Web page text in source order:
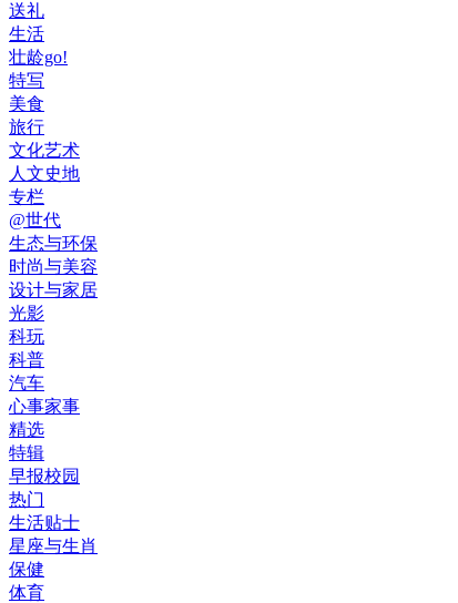
送礼
生活
壮龄go!
特写
美食
旅行
文化艺术
人文史地
专栏
@世代
生态与环保
时尚与美容
设计与家居
光影
科玩
科普
汽车
心事家事
精选
特辑
早报校园
热门
生活贴士
星座与生肖
保健
体育